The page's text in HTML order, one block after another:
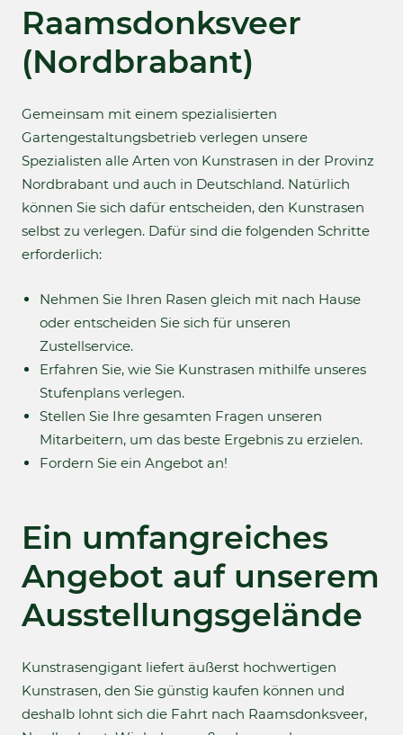
Raamsdonksveer
(Nordbrabant)
Gemeinsam mit einem spezialisierten
Gartengestaltungsbetrieb verlegen unsere
Spezialisten alle Arten von Kunstrasen in der Provinz
Nordbrabant und auch in Deutschland. Natürlich
können Sie sich dafür entscheiden, den Kunstrasen
selbst zu verlegen. Dafür sind die folgenden Schritte
erforderlich:
Nehmen Sie Ihren Rasen gleich mit nach Hause
oder entscheiden Sie sich für unseren
Zustellservice.
Erfahren Sie, wie Sie Kunstrasen mithilfe unseres
Stufenplans verlegen.
Stellen Sie Ihre gesamten Fragen unseren
Mitarbeitern, um das beste Ergebnis zu erzielen.
Fordern Sie ein Angebot an!
Ein umfangreiches
Angebot auf unserem
Ausstellungsgelände
Kunstrasengigant liefert äußerst hochwertigen
Kunstrasen, den Sie günstig kaufen können und
deshalb lohnt sich die Fahrt nach Raamsdonksveer,